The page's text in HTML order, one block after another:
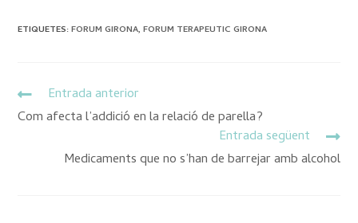
ETIQUETES:FORUM GIRONA, FORUM TERAPEUTIC GIRONA
Entrada anterior
Com afecta l’addició en la relació de parella?
Entrada següent
Medicaments que no s’han de barrejar amb alcohol